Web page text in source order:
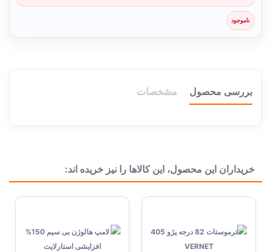
ناموجود
بررسی محصول مشخصات
دسته بندی بدنه
خریداران این محصول، این کالاها را نیز خریده اند: